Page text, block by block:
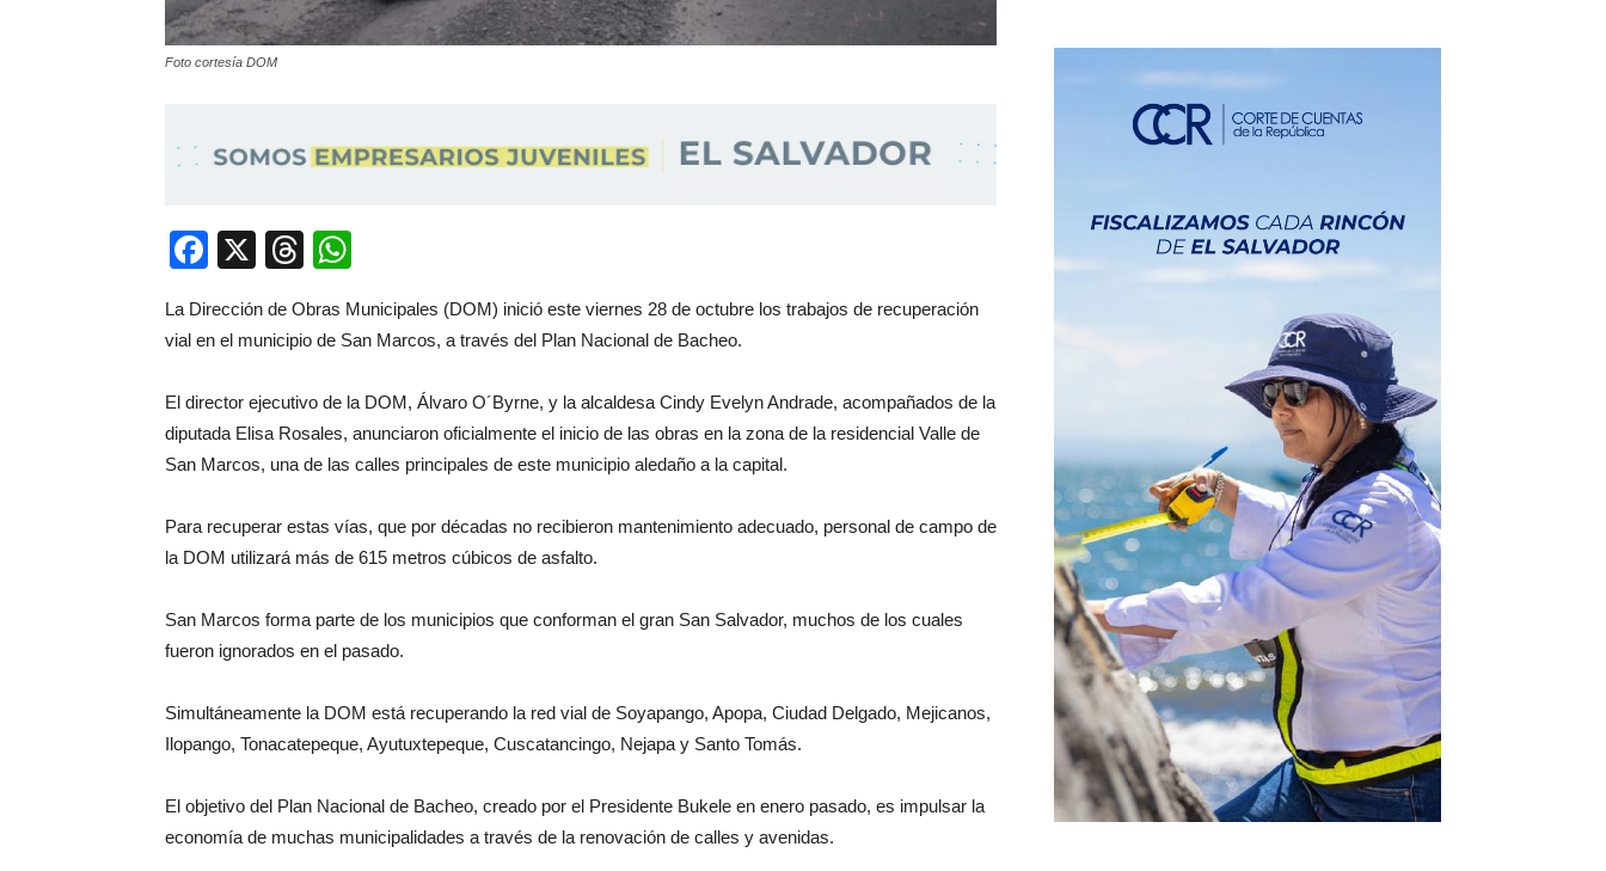
Foto cortesía DOM
Facebook
X Threads
La Dirección de Obras Municipales (DOM) inició este viernes 28 de octubre los trabajos de recuperación
vial en el municipio de San Marcos, a través del Plan Nacional de Bacheo.
El director ejecutivo de la DOM, Álvaro O´Byrne, y la alcaldesa Cindy Evelyn Andrade, acompañados de la
diputada Elisa Rosales, anunciaron oficialmente el inicio de las obras en la zona de la residencial Valle de
San Marcos, una de las calles principales de este municipio aledaño a la capital.
Para recuperar estas vías, que por décadas no recibieron mantenimiento adecuado, personal de campo de
la DOM utilizará más de 615 metros cúbicos de asfalto.
San Marcos forma parte de los municipios que conforman el gran San Salvador, muchos de los cuales
fueron ignorados en el pasado.
Simultáneamente la DOM está recuperando la red vial de Soyapango, Apopa, Ciudad Delgado, Mejicanos,
Ilopango, Tonacatepeque, Ayutuxtepeque, Cuscatancingo, Nejapa y Santo Tomás.
El objetivo del Plan Nacional de Bacheo, creado por el Presidente Bukele en enero pasado, es impulsar la
economía de muchas municipalidades a través de la renovación de calles y avenidas.